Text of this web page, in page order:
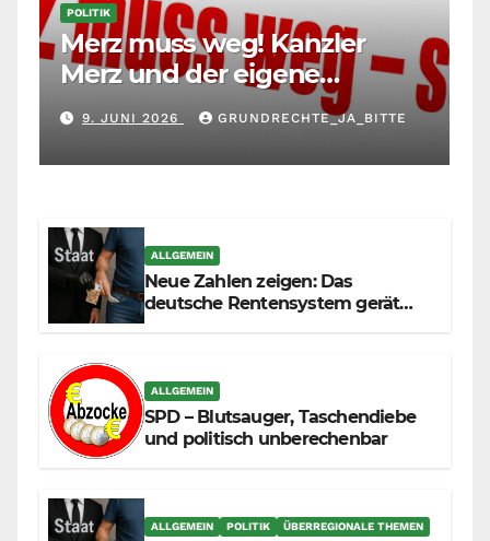
POLITIK
Merz muss weg! Kanzler
Merz und der eigene
Maßstab: Wer andere richtet,
muss sich selbst richten
9. JUNI 2026 GRUNDRECHTE_JA_BITTE
ALLGEMEIN
Neue Zahlen zeigen: Das
deutsche Rentensystem gerät
ALLGEMEIN
SPD – Blutsauger, Taschendiebe
und politisch unberechenbar
ALLGEMEIN POLITIK ÜBERREGIONALE THEMEN